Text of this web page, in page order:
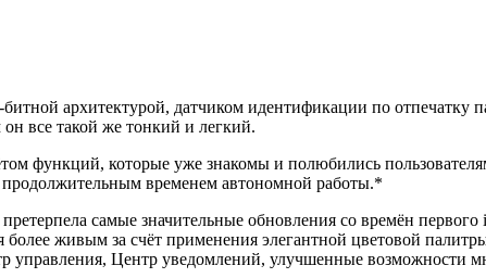
архитектурой, датчиком идентификации по
все такой же тонкий и легкий.
функций, которые уже знакомы и полюбились
временем автономной работы.*
самые значительные обновления со времён
живым за счёт применения элегантной цветовой
Центр уведомлений, улучшенные возможности